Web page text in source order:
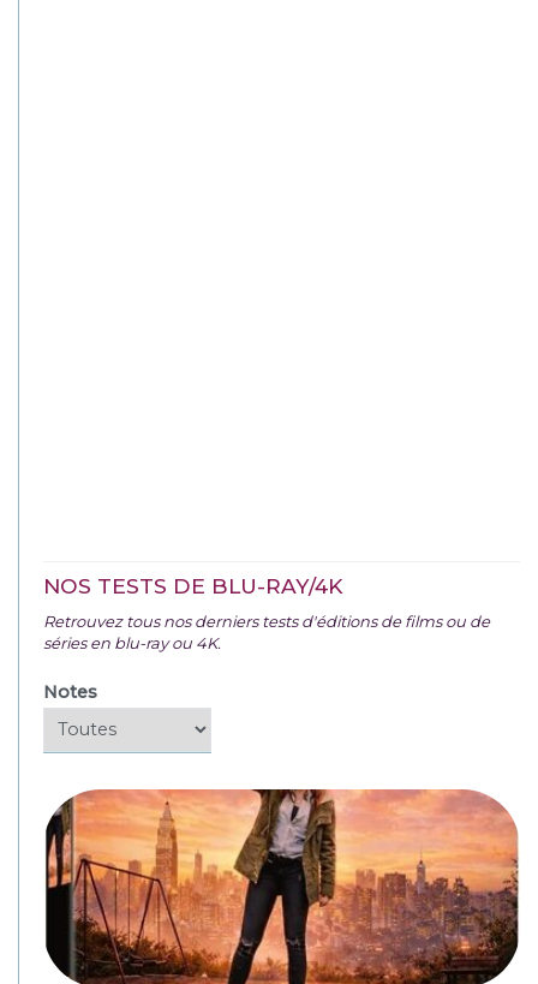
NOS TESTS DE BLU-RAY/4K
Retrouvez tous nos derniers tests d'éditions de films ou de
séries en blu-ray ou 4K.
Notes